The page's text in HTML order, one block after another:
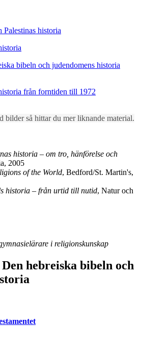
Palestinas historia
bibeln och judendomens historia
från forntiden till 1972
bilder så hittar du mer liknande material.
historia – om tro, hänförelse och
2005
of the World, Bedford/St. Martin's,
historia – från urtid till nutid, Natur och
i religionskunskap
hebreiska bibeln och